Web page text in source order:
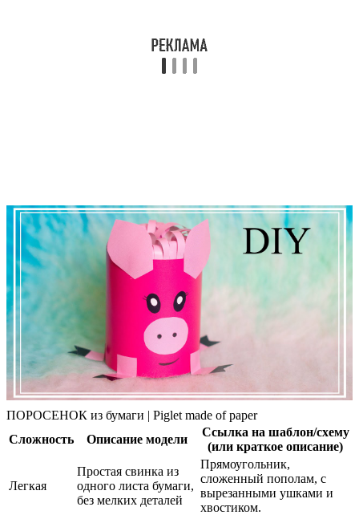
ПОРОСЕНОК из бумаги | Piglet made of paper
Сложность
Описание модели
Ссылка на шаблон/схему
(или краткое описание)
Легкая
Простая свинка из
одного листа бумаги,
без мелких деталей
Прямоугольник,
сложенный пополам, с
вырезанными ушками и
хвостиком.